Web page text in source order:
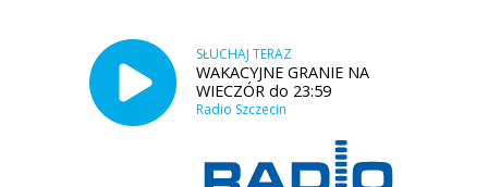
SŁUCHAJ TERAZ
WAKACYJNE GRANIE NA
WIECZÓR do 23:59
Radio Szczecin